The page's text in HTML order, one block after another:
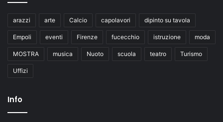
arazzi arte Calcio capolavori dipinto su tavola
Empoli eventi Firenze fucecchio istruzione moda
MOSTRA musica Nuoto scuola teatro Turismo
Uffizi
Info